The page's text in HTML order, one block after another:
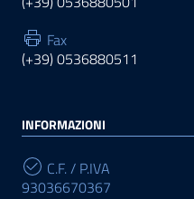
Fax
(+39) 0536880511
INFORMAZIONI
C.F. / P.IVA
93036670367